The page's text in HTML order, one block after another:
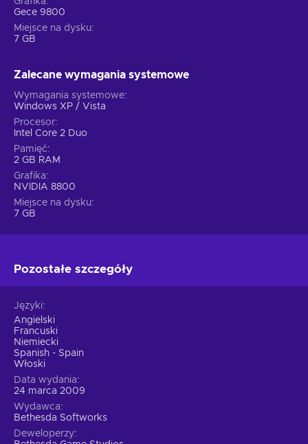
Gece 9800
Miejsce na dysku
7 GB
Zalecane wymagania systemowe
Wymagania systemowe
Windows XP / Vista
Procesor
Intel Core 2 Duo
Pamięć
2 GB RAM
Grafika
NVIDIA 8800
Miejsce na dysku
7 GB
Pozostałe szczegóły
Języki
Angielski
Francuski
Niemiecki
Spanish - Spain
Włoski
Data wydania
24 marca 2009
Wydawca
Bethesda Softworks
Deweloperzy